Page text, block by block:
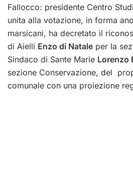
Fallocco: presidente Centro
unita alla votazione, in forma
marsicani, ha decretato il
di Aielli Enzo di Natale per la
Sindaco di Sante Marie Lorenzo
sezione Conservazione, del
comunale con una proiezione